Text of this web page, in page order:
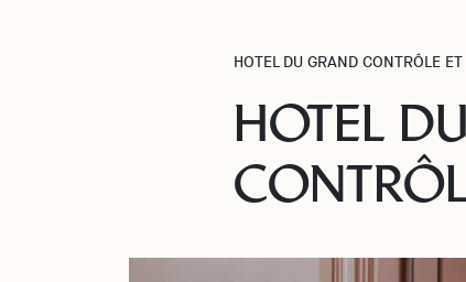
HOTEL DU GRAND CONTRÔLE
HOTEL